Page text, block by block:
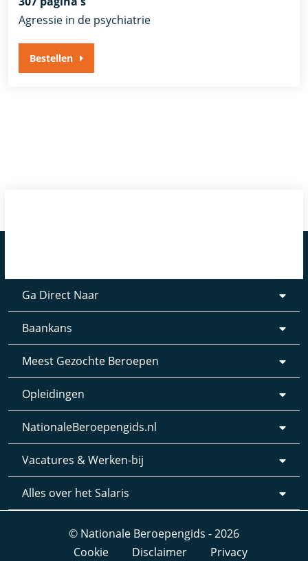
Agressie in de psychiatrie
Bestellen
Ga Direct Naar
Baankans
Meest Gezochte Beroepen
Opleidingen
NationaleBeroepengids.nl
Vacatures & Werken-bij
Alles over het Salaris
© Nationale Beroepengids - 2026
Cookie
Disclaimer Privacy